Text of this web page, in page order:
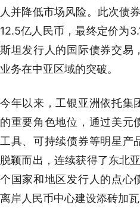
人并降低市场风险。此次债
12.5亿人民币，最终定价为
斯坦发行人的国际债券交易
业务在中亚区域的突破。
今年以来，工银亚洲依托集
的重要角色地位，通过美元
工具、可持续债券等明星产
脱颖而出，连续获得了东北
个国家和地区发行人的点心
离岸人民币中心建设添砖加瓦